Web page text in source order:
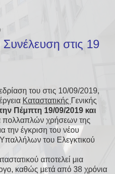
Συνέλευση στις 19
του στις 10/09/2019,
Καταστατικής Γενικής
Πέμπτη 19/09/2019 και
πολλαπλών χρήσεων της
την έγκριση του νέου
του Ελεγκτικού
αποτελεί μια
καθώς μετά από 38 χρόνια